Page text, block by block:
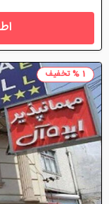
1 % تخفیف